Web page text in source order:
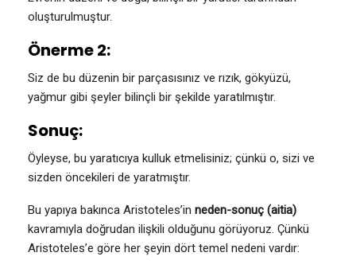
oluşturulmuştur.
Önerme 2:
Siz de bu düzenin bir parçasısınız ve rızık, gökyüzü,
yağmur gibi şeyler bilinçli bir şekilde yaratılmıştır.
Sonuç:
Öyleyse, bu yaratıcıya kulluk etmelisiniz; çünkü o, sizi ve
sizden öncekileri de yaratmıştır.
Bu yapıya bakınca Aristoteles’in neden-sonuç (aitia)
kavramıyla doğrudan ilişkili olduğunu görüyoruz. Çünkü
Aristoteles’e göre her şeyin dört temel nedeni vardır: